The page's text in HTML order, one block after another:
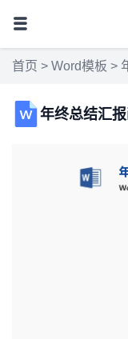
首页 > Word模板 >
年终总结汇